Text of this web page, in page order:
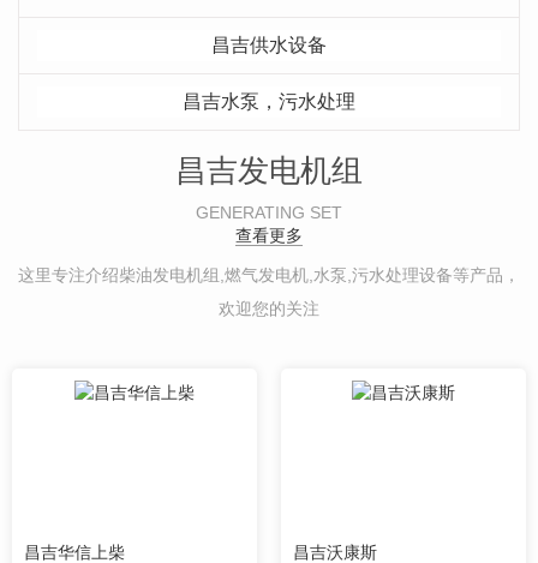
昌吉供水设备
昌吉水泵，污水处理
昌吉发电机组
GENERATING SET
查看更多
这里专注介绍柴油发电机组,燃气发电机,水泵,污水处理设备等产品，
欢迎您的关注
昌吉华信上柴 昌吉沃康斯